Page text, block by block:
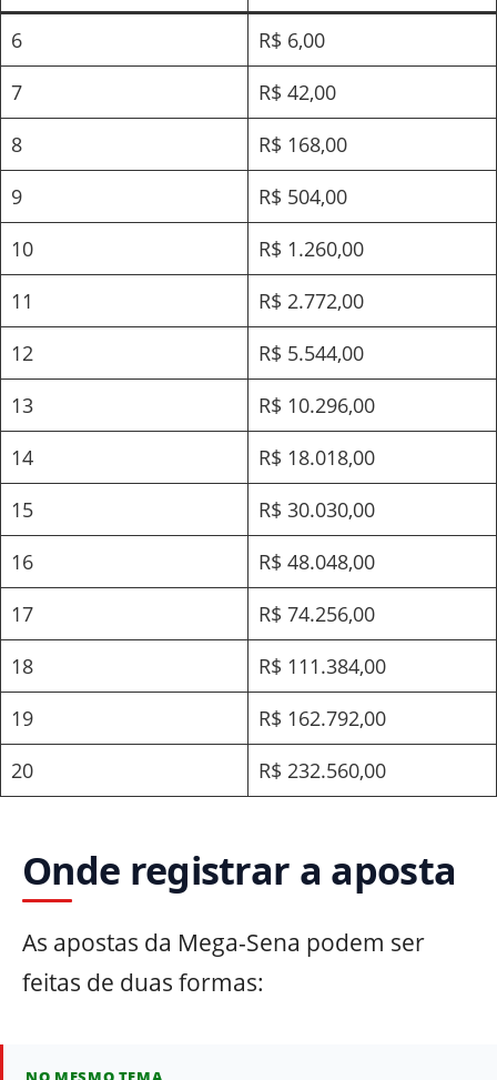
6
R$ 6,00
7
R$ 42,00
8
R$ 168,00
9
R$ 504,00
10
R$ 1.260,00
11
R$ 2.772,00
12
R$ 5.544,00
13
R$ 10.296,00
14
R$ 18.018,00
15
R$ 30.030,00
16
R$ 48.048,00
17
R$ 74.256,00
18
R$ 111.384,00
19
R$ 162.792,00
20
R$ 232.560,00
Onde registrar a aposta
As apostas da Mega-Sena podem ser
feitas de duas formas: